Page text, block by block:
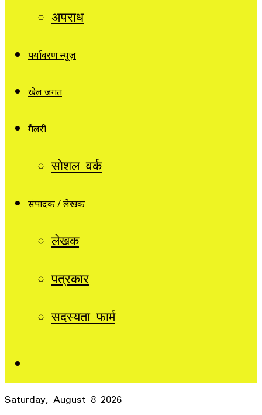
अपराध
पर्यावरण न्यूज़
खेल जगत
गैलरी
सोशल वर्क
संपादक / लेखक
लेखक
पत्रकार
सदस्यता फार्म
Saturday, August 8 2026